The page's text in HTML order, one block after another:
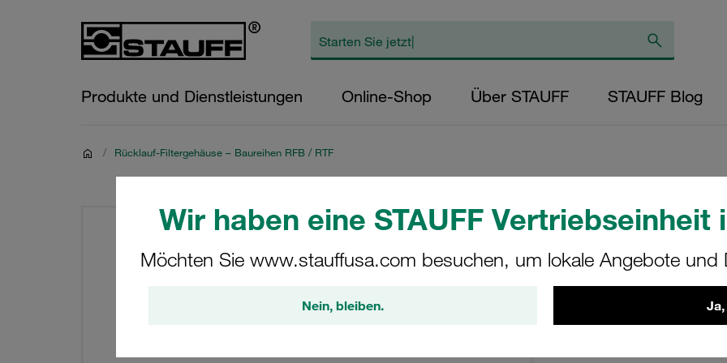
Wir haben eine STAUFF Vertriebseinheit
Möchten Sie www.stauffusa.com besuchen, um lokale Angebote und
Nein, bleiben.
Produkte und Dienstleistungen Online-Shop Über STAUFF STAUFF Blog
/ Rücklauf-Filtergehäuse – Baureihen RFB / RTF
RFB-052-O-O-B-
STAUFF Materialnr.